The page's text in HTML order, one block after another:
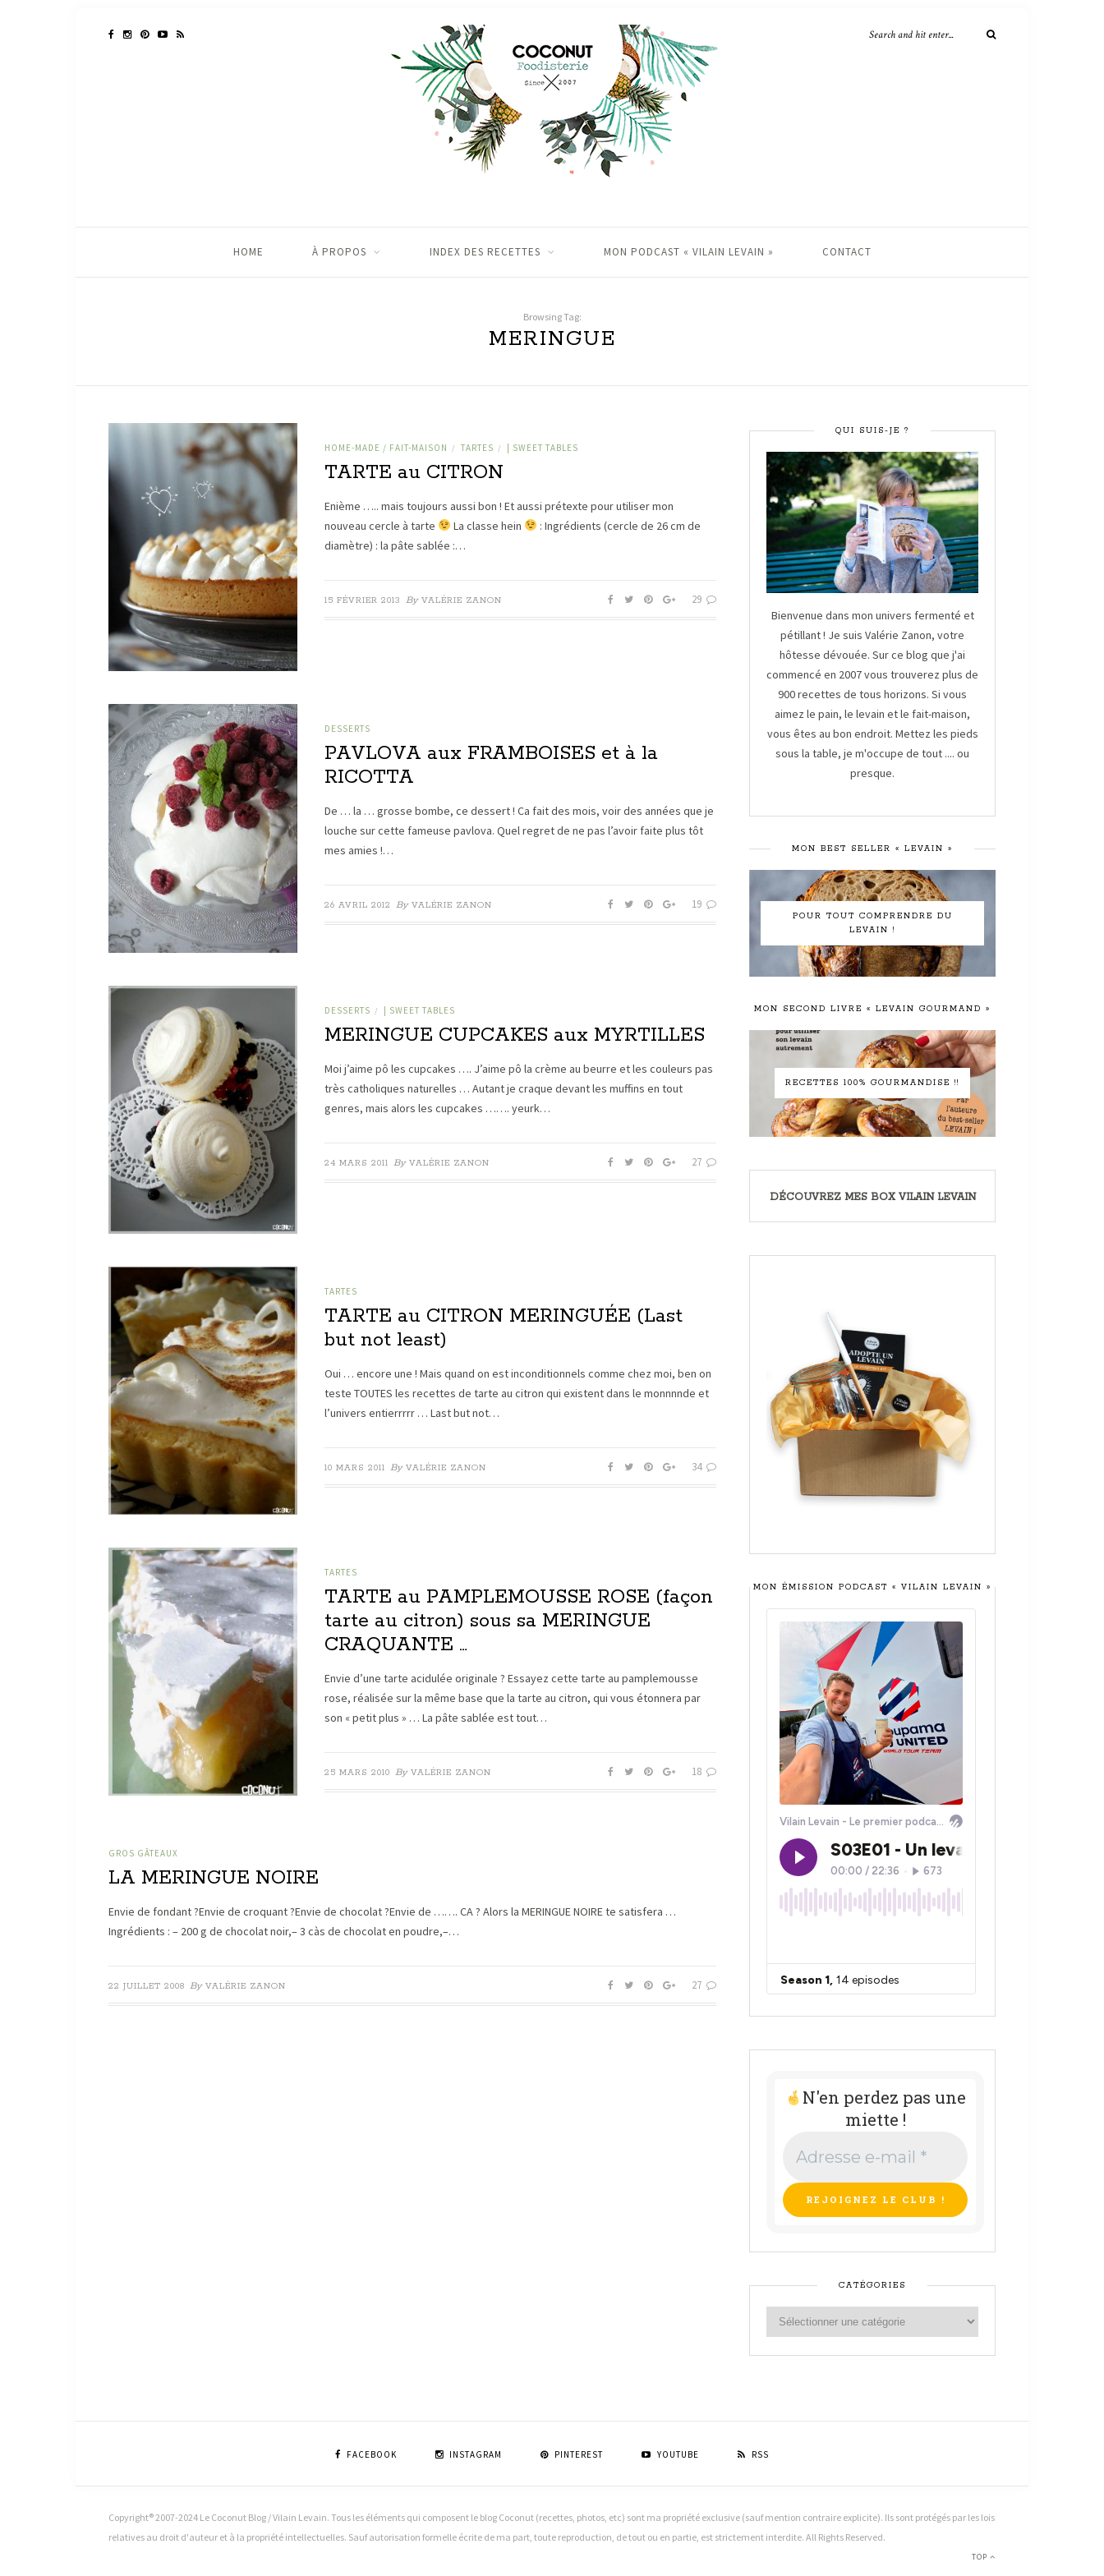
HOME À PROPOS INDEX DES RECETTES MON PODCAST « VILAIN LEVAIN » CONTACT
Browsing Tag:
MERINGUE
HOME-MADE / FAIT-MAISON / TARTES / | SWEET TABLES
TARTE au CITRON
Enième ….. mais toujours aussi bon ! Et aussi prétexte pour utiliser mon
nouveau cercle à tarte
La classe hein
: Ingrédients (cercle de 26 cm de
diamètre) : la pâte sablée :…
15 FÉVRIER 2013 By VALÉRIE ZANON 29
DESSERTS
PAVLOVA aux FRAMBOISES et à la
RICOTTA
De … la … grosse bombe, ce dessert ! Ca fait des mois, voir des années que je
louche sur cette fameuse pavlova. Quel regret de ne pas l’avoir faite plus tôt
mes amies !…
26 AVRIL 2012 By VALÉRIE ZANON 19
DESSERTS / | SWEET TABLES
MERINGUE CUPCAKES aux MYRTILLES
Moi j’aime pô les cupcakes …. J’aime pô la crème au beurre et les couleurs pas
très catholiques naturelles … Autant je craque devant les muffins en tout
genres, mais alors les cupcakes ……. yeurk…
24 MARS 2011 By VALÉRIE ZANON 27
TARTES
TARTE au CITRON MERINGUÉE (Last
but not least)
Oui … encore une ! Mais quand on est inconditionnels comme chez moi, ben on
teste TOUTES les recettes de tarte au citron qui existent dans le monnnnde et
l’univers entierrrrr … Last but not…
10 MARS 2011 By VALÉRIE ZANON 34
TARTES
TARTE au PAMPLEMOUSSE ROSE (façon
tarte au citron) sous sa MERINGUE
CRAQUANTE …
Envie d’une tarte acidulée originale ? Essayez cette tarte au pamplemousse
rose, réalisée sur la même base que la tarte au citron, qui vous étonnera par
son « petit plus » … La pâte sablée est tout…
25 MARS 2010 By VALÉRIE ZANON 18
GROS GÂTEAUX
LA MERINGUE NOIRE
Envie de fondant ?Envie de croquant ?Envie de chocolat ?Envie de ……. CA ? Alors la MERINGUE NOIRE te satisfera …
Ingrédients : – 200 g de chocolat noir,– 3 càs de chocolat en poudre,–…
22 JUILLET 2008 By VALÉRIE ZANON 27
QUI SUIS-JE ?
Bienvenue dans mon univers fermenté et
pétillant ! Je suis Valérie Zanon, votre
hôtesse dévouée. Sur ce blog que j'ai
commencé en 2007 vous trouverez plus de
900 recettes de tous horizons. Si vous
aimez le pain, le levain et le fait-maison,
vous êtes au bon endroit. Mettez les pieds
sous la table, je m'occupe de tout .... ou
presque.
MON BEST SELLER « LEVAIN »
POUR TOUT COMPRENDRE DU
LEVAIN !
MON SECOND LIVRE « LEVAIN GOURMAND »
RECETTES 100% GOURMANDISE !!
DÉCOUVREZ MES BOX VILAIN LEVAIN
MON ÉMISSION PODCAST « VILAIN LEVAIN »
N'en perdez pas une
miette !
e-
mail
*
CATÉGORIES
FACEBOOK INSTAGRAM PINTEREST YOUTUBE RSS
Copyright® 2007-2024 Le Coconut Blog / Vilain Levain. Tous les éléments qui composent le blog Coconut (recettes, photos, etc) sont ma propriété exclusive (sauf mention contraire explicite). Ils sont protégés par les lois
relatives au droit d'auteur et à la propriété intellectuelles. Sauf autorisation formelle écrite de ma part, toute reproduction, de tout ou en partie, est strictement interdite. All Rights Reserved.
TOP